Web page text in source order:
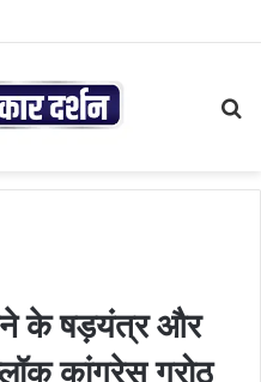
के षड़यंत्र और
कांग्रेस गरोठ